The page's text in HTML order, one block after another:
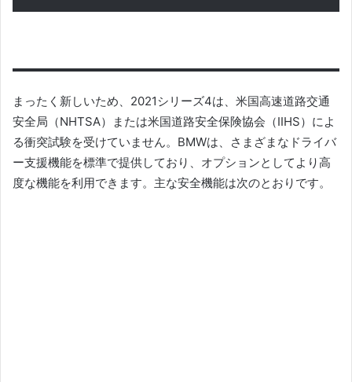
まったく新しいため、2021シリーズ4は、米国高速道路交通
安全局（NHTSA）または米国道路安全保険協会（IIHS）によ
る衝突試験を受けていません。 BMWは、さまざまなドライバ
ー支援機能を標準で提供しており、オプションとしてより高
度な機能を利用できます。 主な安全機能は次のとおりです。